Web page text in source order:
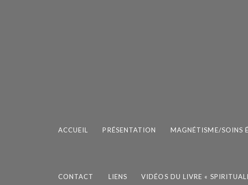
ACCUEIL PRÉSENTATION MAGNÉTISME/SOINS
CONTACT LIENS VIDÉOS DU LIVRE «